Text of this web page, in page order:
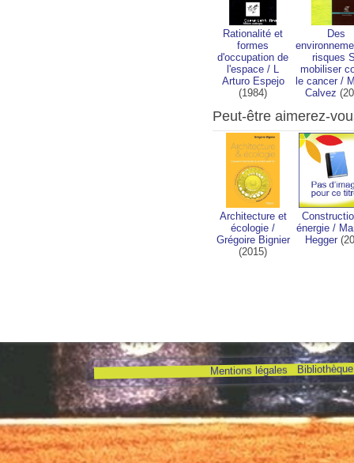
Rationalité et
formes
d'occupation de
l'espace / L
Arturo Espejo
(1984)
Des
risques
mobiliser
le cancer/
Calvez
Peut-être aimerez-
Architecture et
écologie /
Grégoire Bignier
(2015)
énergie /
Hegger
Mentions légales